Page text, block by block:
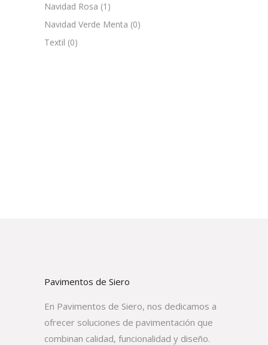
Navidad Rosa (1)
Navidad Verde Menta (0)
Textil (0)
Pavimentos de Siero
En Pavimentos de Siero, nos dedicamos a
ofrecer soluciones de pavimentación que
combinan calidad, funcionalidad y diseño.